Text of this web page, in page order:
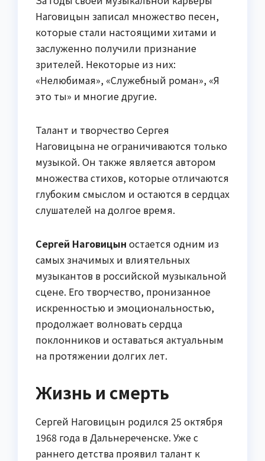
Наговицын записал множество песен,
которые стали настоящими хитами и
заслуженно получили признание
зрителей. Некоторые из них:
«Нелюбимая», «Служебный роман», «Я
это ты» и многие другие.
Талант и творчество Сергея
Наговицына не ограничиваются только
музыкой. Он также является автором
множества стихов, которые отличаются
глубоким смыслом и остаются в сердцах
слушателей на долгое время.
Сергей Наговицын остается одним из
самых значимых и влиятельных
музыкантов в российской музыкальной
сцене. Его творчество, пронизанное
искренностью и эмоциональностью,
продолжает волновать сердца
поклонников и оставаться актуальным
на протяжении долгих лет.
Жизнь и смерть
Сергей Наговицын родился 25 октября
1968 года в Дальнереченске. Уже с
раннего детства проявил талант к